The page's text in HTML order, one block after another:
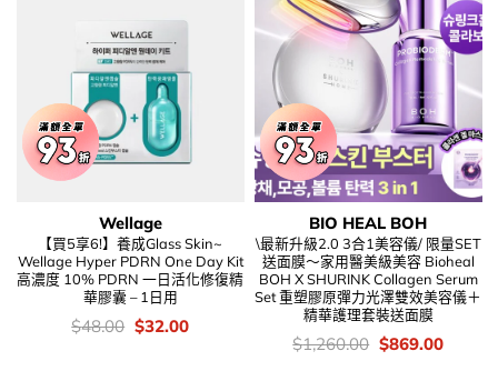
Wellage
【買5享6!】養成Glass Skin~
Wellage Hyper PDRN One Day Kit
高濃度 10% PDRN 一日活化修復精
華膠囊 – 1日用
價
錢：
$48.00 Original
price
$32.00Current
BIO HEAL BOH
\最新升級2.0 3合1美容儀/ 限量SET
送面膜～家用醫美級美容 Bioheal
BOH X SHURINK Collagen Serum
Set 重塑膠原彈力光澤雙效美容儀＋
精華護理套裝送面膜
價
錢：
$1,260.00 Original
price
$869.00Current